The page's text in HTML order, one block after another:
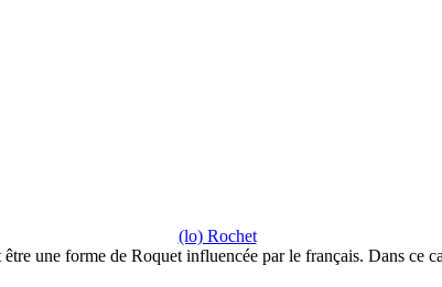
(lo) Rochet
être une forme de Roquet influencée par le français. Dans ce